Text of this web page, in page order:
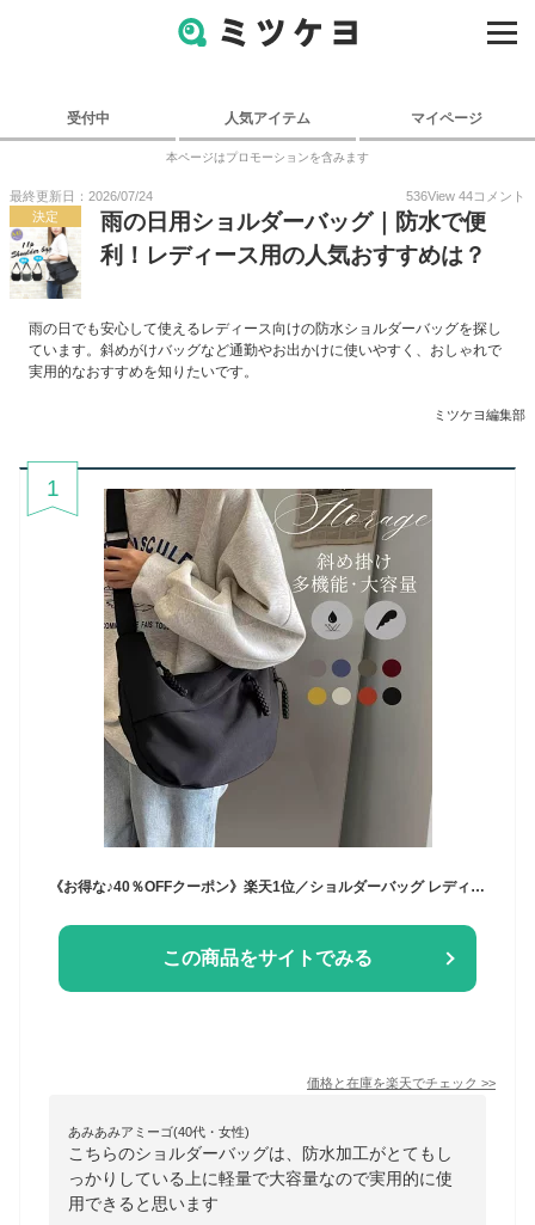
受付中 人気アイテム マイページ
本ページはプロモーションを含みます
最終更新日：2026/07/24 536View 44コメント
決定
雨の日用ショルダーバッグ｜防水で便
利！レディース用の人気おすすめは？
雨の日でも安心して使えるレディース向けの防水ショルダーバッグを探し
ています。斜めがけバッグなど通勤やお出かけに使いやすく、おしゃれで
実用的なおすすめを知りたいです。
ミツケヨ編集部
1
《お得な♪40％OFFクーポン》楽天1位／ショルダーバッグ レディース ナイロン 防水 ナイロンバッグ 軽量 小さめ 斜めがけバッグ 2way 調節可能肩ベルト カバン 柔らかい シンプル
この商品をサイトでみる
価格と在庫を楽天でチェック >>
あみあみアミーゴ(40代・女性)
こちらのショルダーバッグは、防水加工がとてもし
っかりしている上に軽量で大容量なので実用的に使
用できると思います